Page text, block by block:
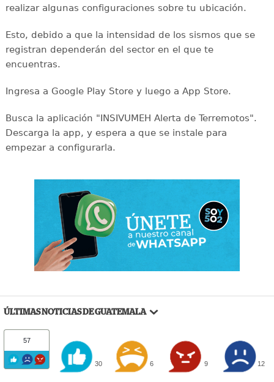
realizar algunas configuraciones sobre tu ubicación.
Esto, debido a que la intensidad de los sismos que se
registran dependerán del sector en el que te
encuentras.
Ingresa a Google Play Store y luego a App Store.
Busca la aplicación "INSIVUMEH Alerta de Terremotos".
Descarga la app, y espera a que se instale para
empezar a configurarla.
ÚLTIMAS NOTICIAS DE GUATEMALA
57
30 6 9 12